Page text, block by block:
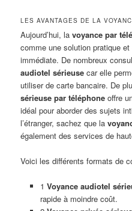
LES AVANTAGES DE LA
Aujourd’hui, lavoyance par
comme une solution pratique
immédiate. De nombreux
audiotel sérieuse car elle
utiliser de carte bancaire. De
sérieuse par téléphone offre
idéal pour aborder des sujets
l’étranger, sachez que la
également des services de
Voici les différents formats de
1 Voyance audiotel
rapide à moindre coût.